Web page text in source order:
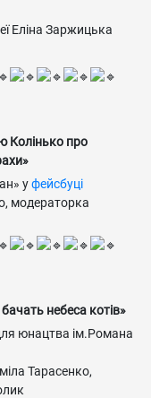
Еліна Заржицька
Колінько про
уфейсбуці
модераторка
небеса котів»
юнацтва ім.Романа
Тарасенко,